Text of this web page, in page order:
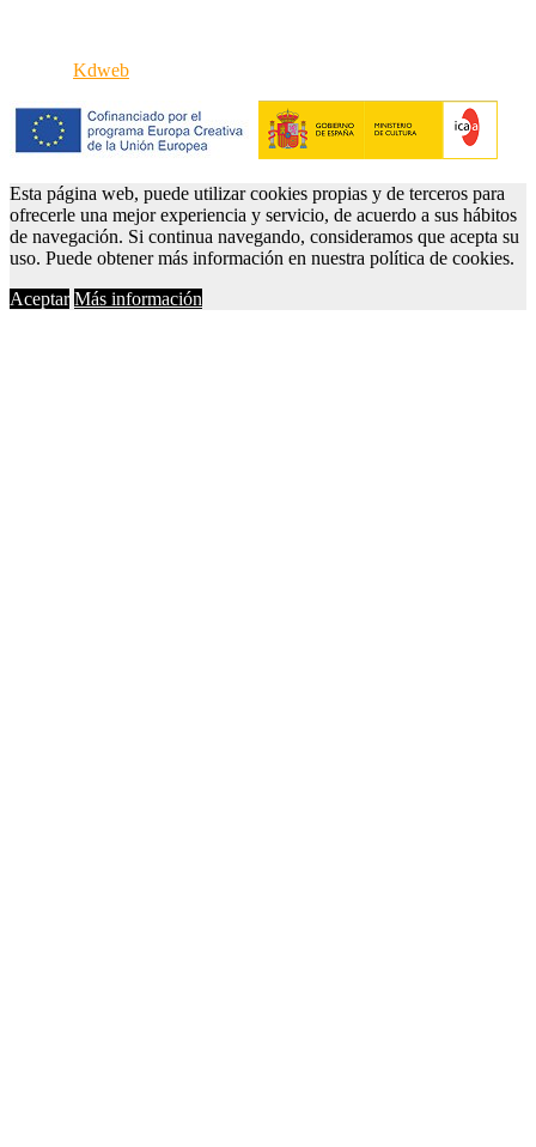
Kdweb
Esta página web, puede utilizar cookies propias y de terceros para
ofrecerle una mejor experiencia y servicio, de acuerdo a sus hábitos
de navegación. Si continua navegando, consideramos que acepta su
uso. Puede obtener más información en nuestra política de cookies.
Aceptar Más información